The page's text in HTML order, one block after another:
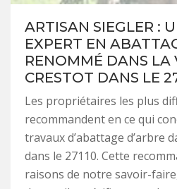
ARTISAN SIEGLER :
EXPERT EN
RENOMMÉ DANS LA
CRESTOT DANS LE
Les propriétaires les plus
recommandent en ce qui
travaux d’abattage d’arbre
dans le 27110. Cette
raisons de notre savoir-